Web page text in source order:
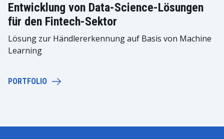
Entwicklung von Data-Science-Lösungen
für den Fintech-Sektor
Lösung zur Händlererkennung auf Basis von Machine
Learning
PORTFOLIO